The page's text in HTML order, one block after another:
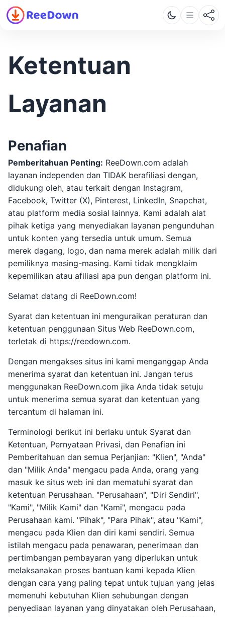
Ketentuan
Layanan
Penafian
Pemberitahuan Penting: ReeDown.com adalah
layanan independen dan TIDAK berafiliasi dengan,
didukung oleh, atau terkait dengan Instagram,
Facebook, Twitter (X), Pinterest, LinkedIn, Snapchat,
atau platform media sosial lainnya. Kami adalah alat
pihak ketiga yang menyediakan layanan pengunduhan
untuk konten yang tersedia untuk umum. Semua
merek dagang, logo, dan nama merek adalah milik dari
pemiliknya masing-masing. Kami tidak mengklaim
kepemilikan atau afiliasi apa pun dengan platform ini.
Selamat datang di ReeDown.com!
Syarat dan ketentuan ini menguraikan peraturan dan
ketentuan penggunaan Situs Web ReeDown.com,
terletak di https://reedown.com.
Dengan mengakses situs ini kami menganggap Anda
menerima syarat dan ketentuan ini. Jangan terus
menggunakan ReeDown.com jika Anda tidak setuju
untuk menerima semua syarat dan ketentuan yang
tercantum di halaman ini.
Terminologi berikut ini berlaku untuk Syarat dan
Ketentuan, Pernyataan Privasi, dan Penafian ini
Pemberitahuan dan semua Perjanjian: "Klien", "Anda"
dan "Milik Anda" mengacu pada Anda, orang yang
masuk ke situs web ini dan mematuhi syarat dan
ketentuan Perusahaan. "Perusahaan", "Diri Sendiri",
"Kami", "Milik Kami" dan "Kami", mengacu pada
Perusahaan kami. "Pihak", "Para Pihak", atau "Kami",
mengacu pada Klien dan diri kami sendiri. Semua
istilah mengacu pada penawaran, penerimaan dan
pertimbangan pembayaran yang diperlukan untuk
melaksanakan proses bantuan kami kepada Klien
dengan cara yang paling tepat untuk tujuan yang jelas
memenuhi kebutuhan Klien sehubungan dengan
penyediaan layanan yang dinyatakan oleh Perusahaan,